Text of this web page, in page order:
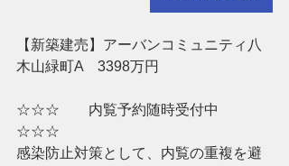
【新築建売】アーバンコミュニティ八
木山緑町A　3398万円
☆☆☆　　内覧予約随時受付中
☆☆☆
感染防止対策として、内覧の重複を避